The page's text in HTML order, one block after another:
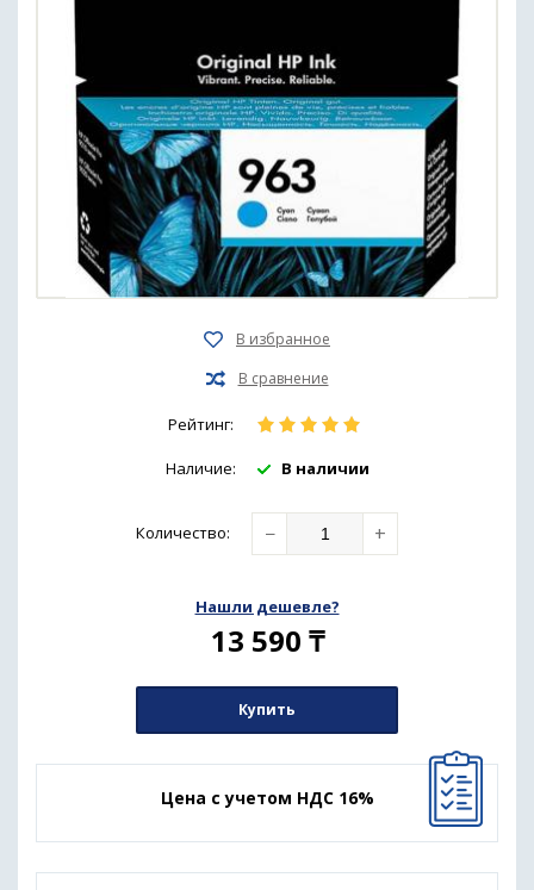
Рейтинг:
Наличие: В наличии
Количество: − +
Нашли дешевле?
13 590 ₸
Купить
Цена с учетом НДС 16%